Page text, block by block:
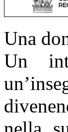
Una
Un